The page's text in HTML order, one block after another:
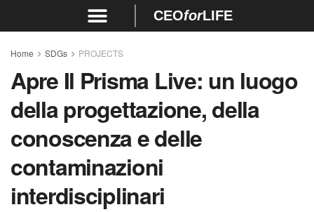
CEOforLIFE
Home SDGs PROJECTS
Apre Il Prisma Live: un luogo
della progettazione, della
conoscenza e delle
contaminazioni
interdisciplinari